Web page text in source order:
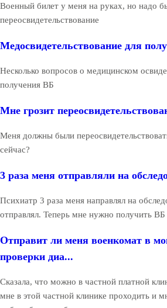
Военный билет у меня на руках, но надо
переосвидетельствование
Медосвидетельствование для
Несколько вопросов о медицинском
получения ВБ
Мне грозит
Меня должны были
сейчас?
3 раза меня отправляли на
Психиатр 3 раза меня направлял на
отправлял. Теперь мне нужно получить ВБ
Отправит ли меня военкомат в
проверки диа...
Сказала, что можно в частной платной
мне в этой частной клинике проходить и